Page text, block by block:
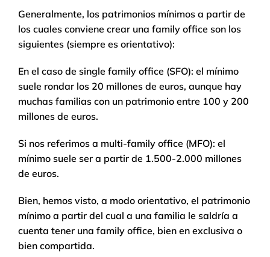
Generalmente, los patrimonios mínimos a partir de
los cuales conviene crear una family office son los
siguientes (siempre es orientativo):
En el caso de single family office (SFO): el mínimo
suele rondar los 20 millones de euros, aunque hay
muchas familias con un patrimonio entre 100 y 200
millones de euros.
Si nos referimos a multi-family office (MFO): el
mínimo suele ser a partir de 1.500-2.000 millones
de euros.
Bien, hemos visto, a modo orientativo, el patrimonio
mínimo a partir del cual a una familia le saldría a
cuenta tener una family office, bien en exclusiva o
bien compartida.